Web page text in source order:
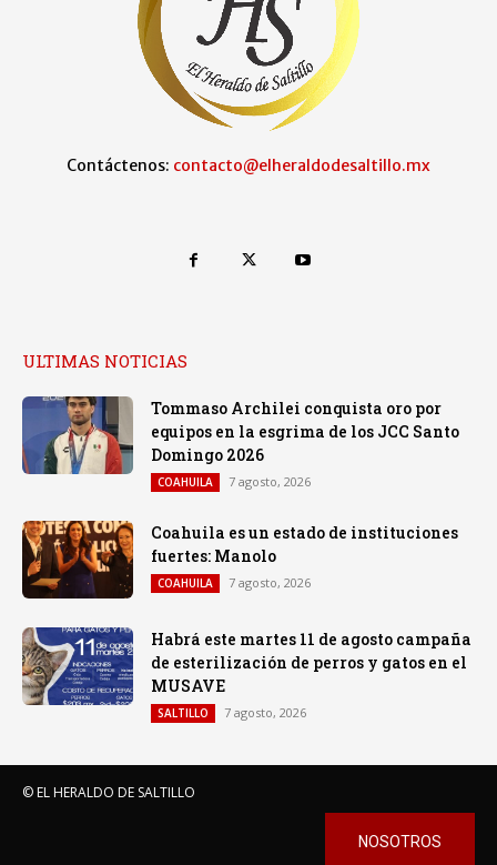
Contáctenos: contacto@elheraldodesaltillo.mx
ULTIMAS NOTICIAS
Tommaso Archilei conquista oro por
equipos en la esgrima de los JCC Santo
Domingo 2026
COAHUILA 7 agosto, 2026
Coahuila es un estado de instituciones
fuertes: Manolo
COAHUILA 7 agosto, 2026
Habrá este martes 11 de agosto campaña
de esterilización de perros y gatos en el
MUSAVE
SALTILLO 7 agosto, 2026
© EL HERALDO DE SALTILLO
NOSOTROS